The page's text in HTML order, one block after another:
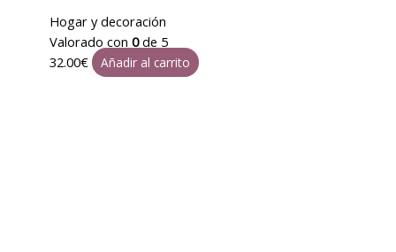
Hogar y decoración
Valorado con 0de 5
32.00€ Añadir al carrito